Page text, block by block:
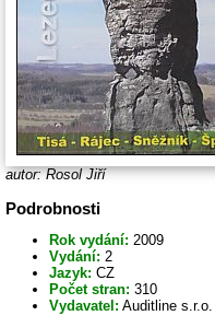
autor: Rosol Jiří
Podrobnosti
Rok vydání: 2009
Vydání: 2
Jazyk: CZ
Počet stran: 310
Vydavatel: Auditline s.r.o.